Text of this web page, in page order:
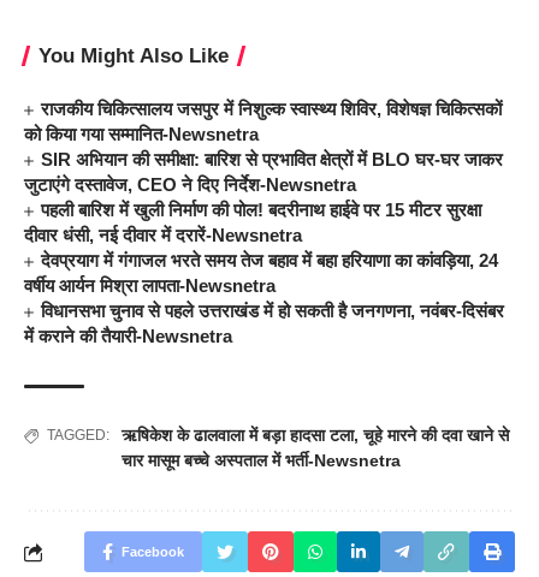
You Might Also Like
राजकीय चिकित्सालय जसपुर में निशुल्क स्वास्थ्य शिविर, विशेषज्ञ चिकित्सकों
को किया गया सम्मानित-Newsnetra
SIR अभियान की समीक्षा: बारिश से प्रभावित क्षेत्रों में BLO घर-घर जाकर
जुटाएंगे दस्तावेज, CEO ने दिए निर्देश-Newsnetra
पहली बारिश में खुली निर्माण की पोल! बदरीनाथ हाईवे पर 15 मीटर सुरक्षा
दीवार धंसी, नई दीवार में दरारें-Newsnetra
देवप्रयाग में गंगाजल भरते समय तेज बहाव में बहा हरियाणा का कांवड़िया, 24
वर्षीय आर्यन मिश्रा लापता-Newsnetra
विधानसभा चुनाव से पहले उत्तराखंड में हो सकती है जनगणना, नवंबर-दिसंबर
में कराने की तैयारी-Newsnetra
TAGGED: ऋषिकेश के ढालवाला में बड़ा हादसा टला,चूहे मारने की दवा खाने से
चार मासूम बच्चे अस्पताल में भर्ती-Newsnetra
Facebook